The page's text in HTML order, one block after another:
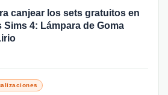
canjear los sets gratuitos en
Sims 4: Lámpara de Goma